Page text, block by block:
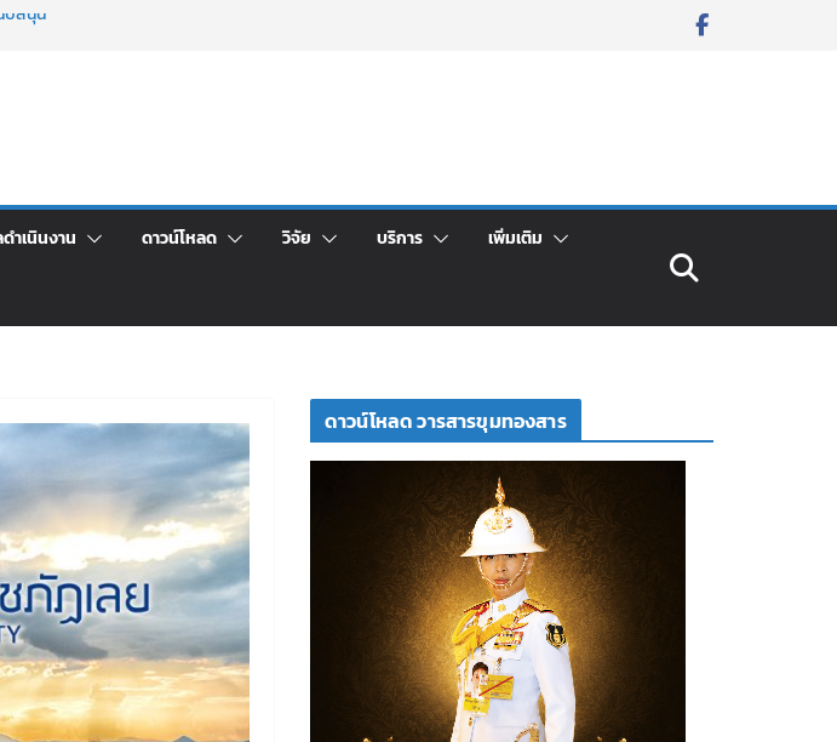
บสนุน
,๙๗๒ ชุด
ะบำเพ็ญ
ายได้
ำเนินงาน ดาวน์โหลด วิจัย บริการ เพิ่มเติม
ดาวน์โหลด วารสารขุมทองสาร